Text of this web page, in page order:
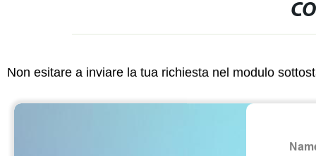
Non esitare a inviare la tua richiesta nel modulo